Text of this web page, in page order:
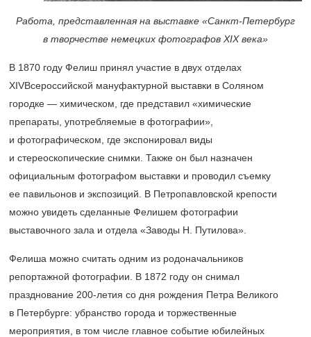
Работа, представленная на выставке «Санкт-Петербург
в творчестве немецких фотографов ХIХ века»
В 1870 году Фелиш принял участие в двух отделах
XIVВсероссийской мануфактурной выставки в Соляном
городке — химическом, где представил «химические
препараты, употребляемые в фотографии»,
и фотографическом, где экспонировал виды
и стереоскопические снимки. Также он был назначен
официальным фотографом выставки и проводил съемку
ее павильонов и экспозиций. В Петропавловской крепости
можно увидеть сделанные Фелишем фотографии
выставочного зала и отдела «Заводы Н. Путилова».
Фелиша можно считать одним из родоначальников
репортажной фотографии. В 1872 году он снимал
празднование 200-летия со дня рождения Петра Великого
в Петербурге: убранство города и торжественные
мероприятия, в том числе главное событие юбилейных